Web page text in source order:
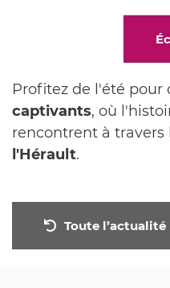
Profitez de l'été pour
captivants, où
rencontrent à travers
l'Hérault.
Toute l’actualité